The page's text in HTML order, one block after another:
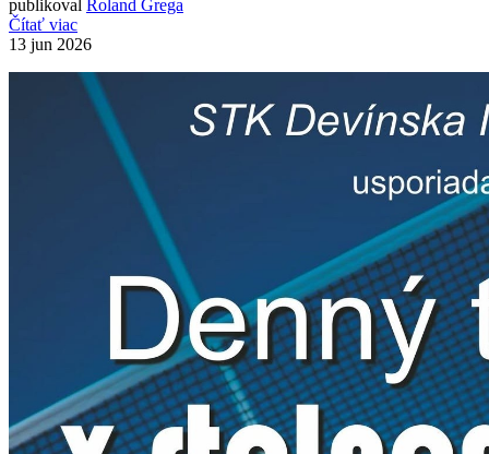
publikoval
Roland Grega
Čítať viac
13 jun 2026